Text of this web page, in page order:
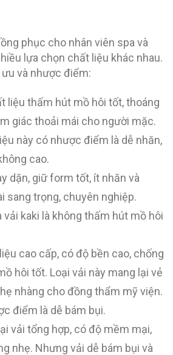
phục cho nhân viên spa và
lựa chọn chất liệu khác nhau.
và nhược điểm:
liệu thấm hút mồ hôi tốt, thoáng
giác thoải mái cho người mặc.
này có nhược điểm là dễ nhăn,
cao.
dặn, giữ form tốt, ít nhăn và
sang trọng, chuyên nghiệp.
kaki là không thấm hút mồ hôi
cao cấp, có độ bền cao, chống
hôi tốt. Loại vải này mang lại vẻ
nhàng cho đồng thẩm mỹ viện.
điểm là dễ bám bụi.
vải tổng hợp, có độ mềm mại,
nhẹ. Nhưng vải dễ bám bụi và